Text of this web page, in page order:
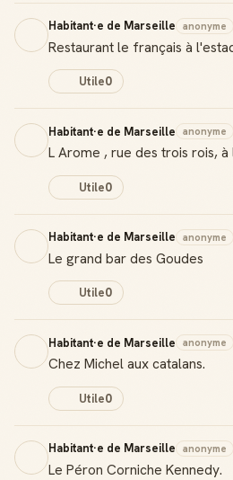
Habitant·e de Marseille anonyme
Restaurant le français à
Utile0
Habitant·e de Marseille anonyme
L Arome , rue des trois rois,
Utile0
Habitant·e de Marseille anonyme
Le grand bar des Goudes
Utile0
Habitant·e de Marseille anonyme
Chez Michel aux catalans.
Utile0
Habitant·e de Marseille anonyme
Le Péron Corniche Kennedy.